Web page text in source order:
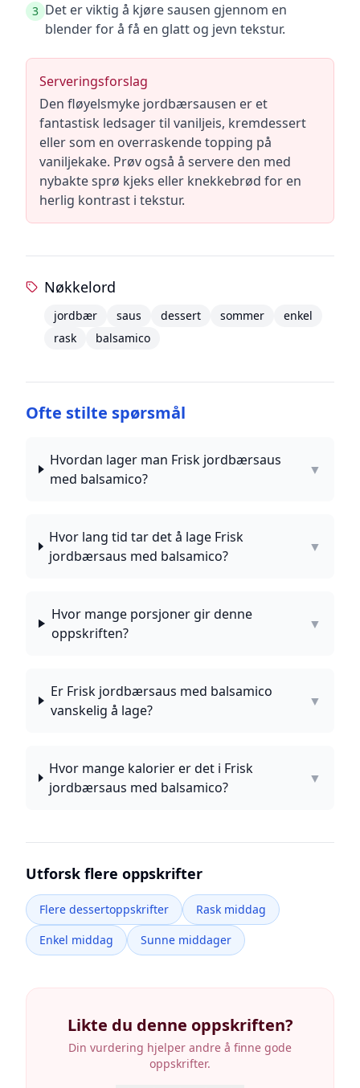
3 Det er viktig å kjøre sausen gjennom en
blender for å få en glatt og jevn tekstur.
Serveringsforslag
Den fløyelsmyke jordbærsausen er et
fantastisk ledsager til vaniljeis, kremdessert
eller som en overraskende topping på
vaniljekake. Prøv også å servere den med
nybakte sprø kjeks eller knekkebrød for en
herlig kontrast i tekstur.
Nøkkelord
jordbær saus dessert sommer
enkel
rask
balsamico
Ofte stilte spørsmål
Hvordan lager man Frisk jordbærsaus
med balsamico?
▼
Hvor lang tid tar det å lage Frisk
jordbærsaus med balsamico?
▼
Hvor mange porsjoner gir denne
oppskriften?
▼
Er Frisk jordbærsaus med balsamico
vanskelig å lage?
▼
Hvor mange kalorier er det i Frisk
jordbærsaus med balsamico?
▼
Utforsk flere oppskrifter
Flere dessertoppskrifter
Rask middag
Enkel middag
Sunne middager
Likte du denne oppskriften?
Din vurdering hjelper andre å finne gode
oppskrifter.